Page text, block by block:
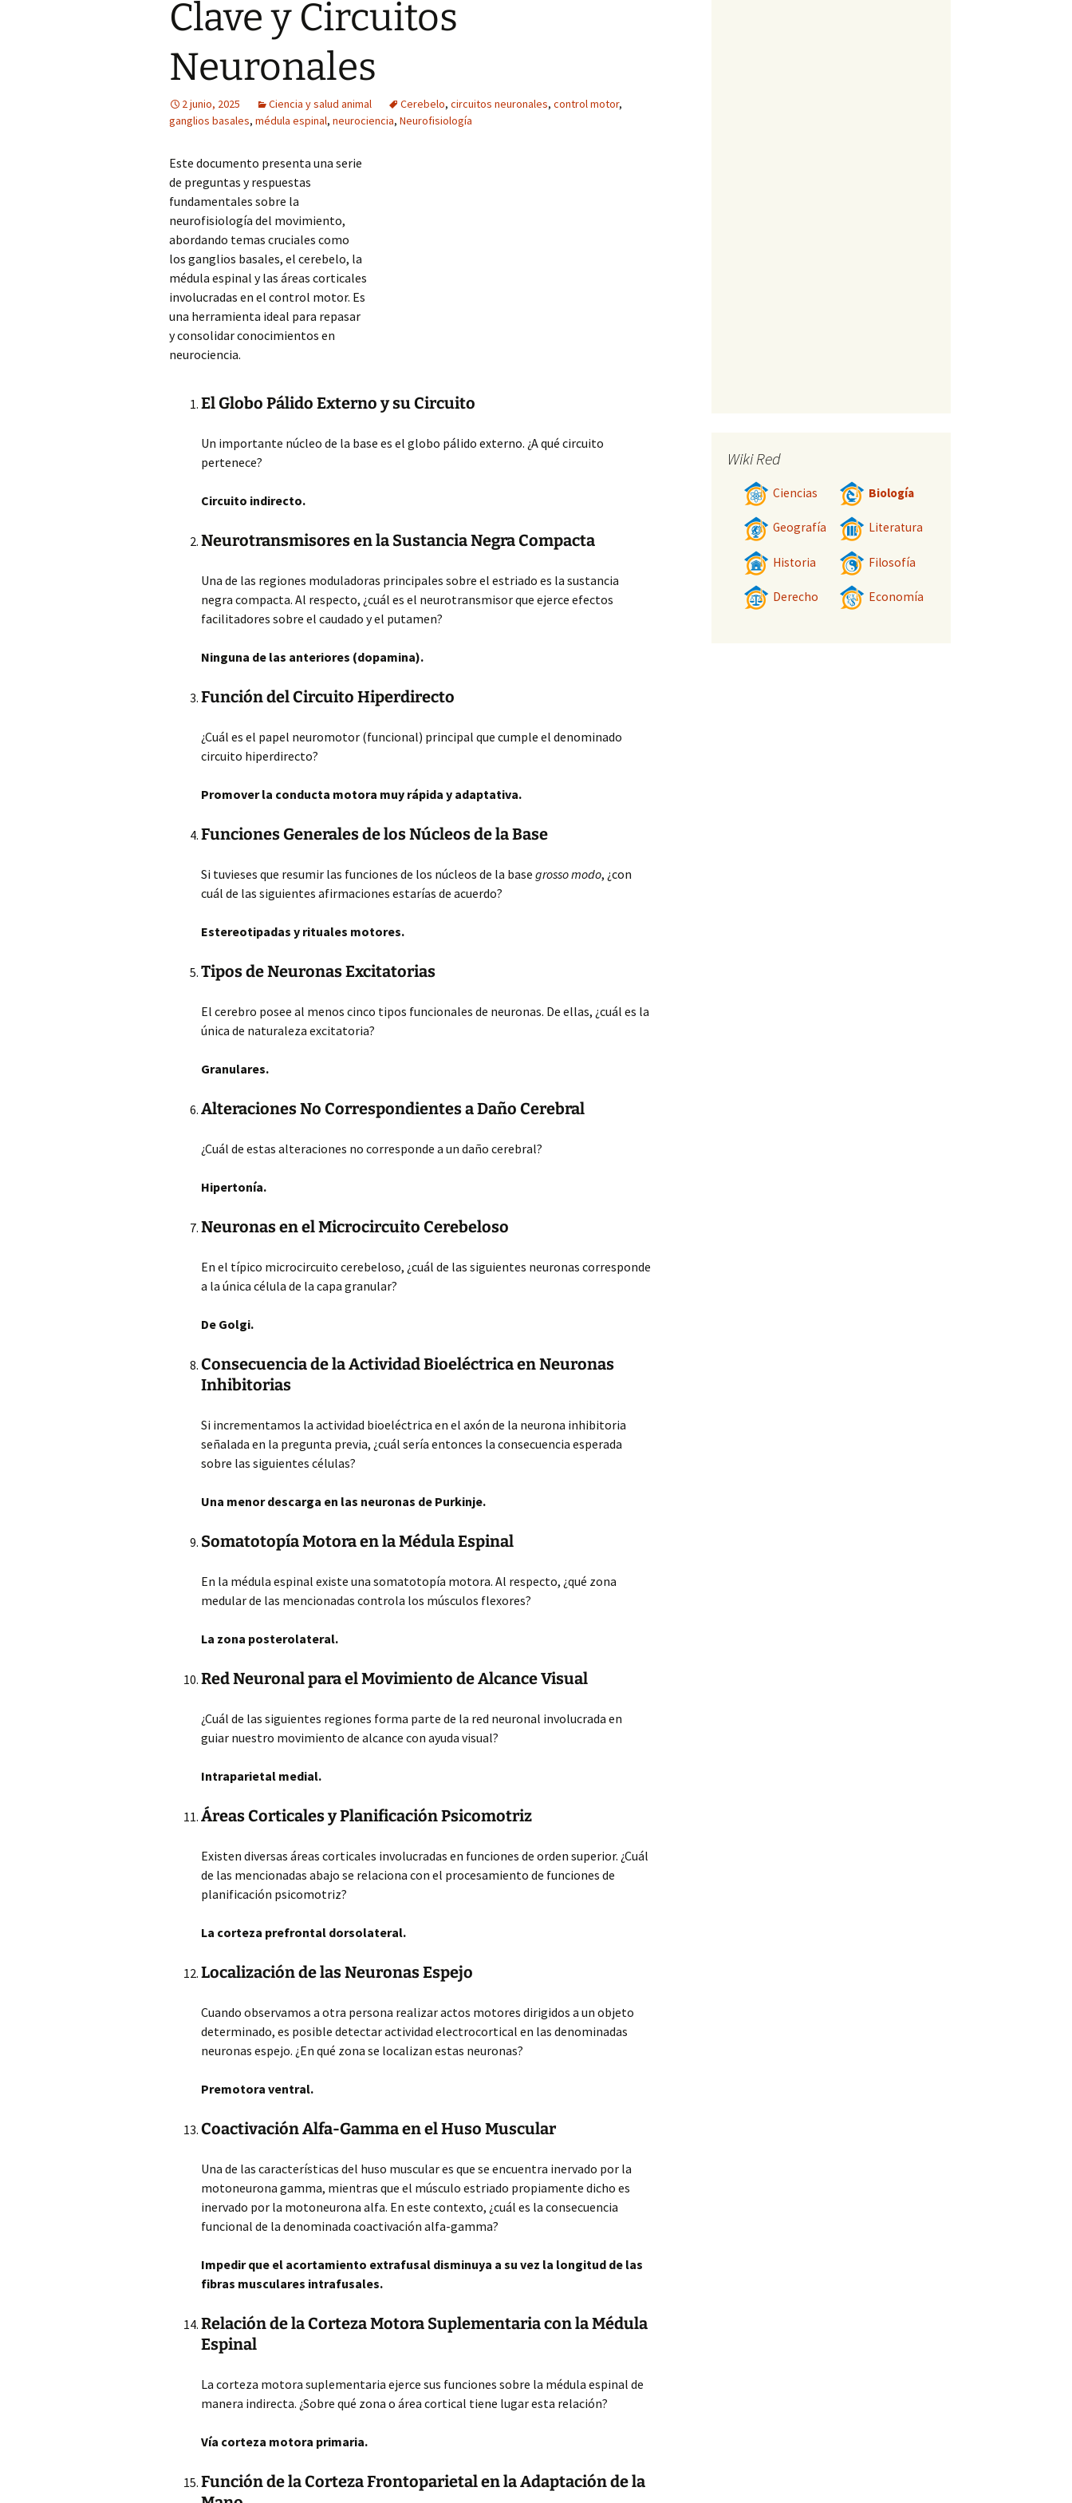
Clave y Circuitos
Neuronales
2 junio, 2025 Ciencia y salud animal Cerebelo, circuitos neuronales, control motor,
ganglios basales, médula espinal, neurociencia, Neurofisiología
Este documento presenta una serie
de preguntas y respuestas
fundamentales sobre la
neurofisiología del movimiento,
abordando temas cruciales como
los ganglios basales, el cerebelo, la
médula espinal y las áreas corticales
involucradas en el control motor. Es
una herramienta ideal para repasar
y consolidar conocimientos en
neurociencia.
El Globo Pálido Externo y su Circuito
Un importante núcleo de la base es el globo pálido externo. ¿A qué circuito
pertenece?
Circuito indirecto.
Neurotransmisoresen la Sustancia Negra Compacta
Una de las regiones moduladoras principales sobre el estriado es la sustancia
negra compacta. Al respecto, ¿cuál es el neurotransmisor que ejerce efectos
facilitadores sobre el caudado y el putamen?
Ninguna de las anteriores (dopamina).
Función del Circuito Hiperdirecto
¿Cuál es el papel neuromotor (funcional) principal que cumple el denominado
circuito hiperdirecto?
Promover la conducta motora muy rápida y adaptativa.
Funciones Generales de los Núcleos de la Base
Si tuvieses que resumir las funciones de los núcleos de la base grosso modo, ¿con
cuál de las siguientes afirmaciones estarías de acuerdo?
Estereotipadas y rituales motores.
Tipos de Neuronas Excitatorias
El cerebro posee al menos cinco tipos funcionales de neuronas. De ellas, ¿cuál es la
única de naturaleza excitatoria?
Granulares.
Alteraciones No Correspondientes a Daño Cerebral
¿Cuál de estas alteraciones no corresponde a un daño cerebral?
Hipertonía.
Neuronas en el Microcircuito Cerebeloso
En el típico microcircuito cerebeloso, ¿cuál de las siguientes neuronas corresponde
a la única célula de la capa granular?
De Golgi.
Consecuencia de la Actividad Bioeléctrica en Neuronas
Inhibitorias
Si incrementamos la actividad bioeléctrica en el axón de la neurona inhibitoria
señalada en la pregunta previa, ¿cuál sería entonces la consecuencia esperada
sobre las siguientes células?
Una menor descarga en las neuronas de Purkinje.
Somatotopía Motora en la Médula Espinal
En la médula espinal existe una somatotopía motora. Al respecto, ¿qué zona
medular de las mencionadas controla los músculos flexores?
La zona posterolateral.
Red Neuronal para el Movimiento de Alcance Visual
¿Cuál de las siguientes regiones forma parte de la red neuronal involucrada en
guiar nuestro movimiento de alcance con ayuda visual?
Intraparietal medial.
Áreas Corticales y Planificación Psicomotriz
Existen diversas áreas corticales involucradas en funciones de orden superior. ¿Cuál
de las mencionadas abajo se relaciona con el procesamiento de funciones de
planificación psicomotriz?
La corteza prefrontal dorsolateral.
Localización de las Neuronas Espejo
Cuando observamos a otra persona realizar actos motores dirigidos a un objeto
determinado, es posible detectar actividad electrocortical en las denominadas
neuronas espejo. ¿En qué zona se localizan estas neuronas?
Premotora ventral.
Coactivación Alfa-Gamma en el Huso Muscular
Una de las características del huso muscular es que se encuentra inervado por la
motoneurona gamma, mientras que el músculo estriado propiamente dicho es
inervado por la motoneurona alfa. En este contexto, ¿cuál es la consecuencia
funcional de la denominada coactivación alfa-gamma?
Impedir que el acortamiento extrafusal disminuya a su vez la longitud de las
fibras musculares intrafusales.
Relación de la Corteza Motora Suplementaria con la Médula
Espinal
La corteza motora suplementaria ejerce sus funciones sobre la médula espinal de
manera indirecta. ¿Sobre qué zona o área cortical tiene lugar esta relación?
Vía corteza motora primaria.
Función de la Corteza Frontoparietal en la Adaptación de la
Wiki Red
Ciencias Biología
Geografía Literatura
Historia Filosofía
Derecho Economía